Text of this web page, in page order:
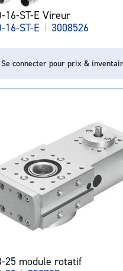
16-ST-E Vireur
16-ST-E | 3008526
Se connecter pour prix &
25 module rotatif